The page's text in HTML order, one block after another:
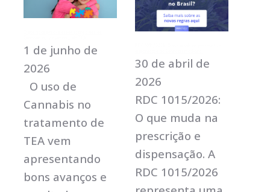
1 de junho de
2026
O uso de
Cannabis no
tratamento de
TEA vem
apresentando
bons avanços e
30 de abril de
2026
RDC 1015/2026:
O que muda na
prescrição e
dispensação. A
RDC 1015/2026